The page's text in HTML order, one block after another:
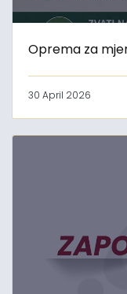
Oprema za
30 April 2026